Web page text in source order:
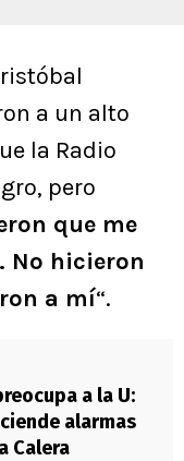
a un alto
la Radio
pero
que me
No hicieron
a mí“.
a la U:
alarmas
Calera